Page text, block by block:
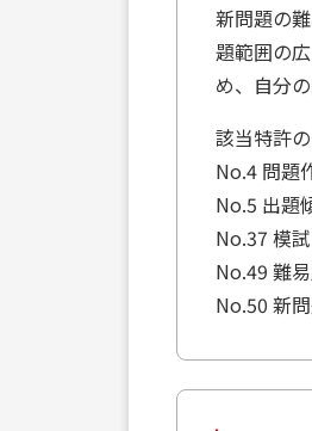
新問題の
題範囲の
め、自分
該当特許
No.4 問題
No.5 出題
No.37 模
No.49 難
No.50 新